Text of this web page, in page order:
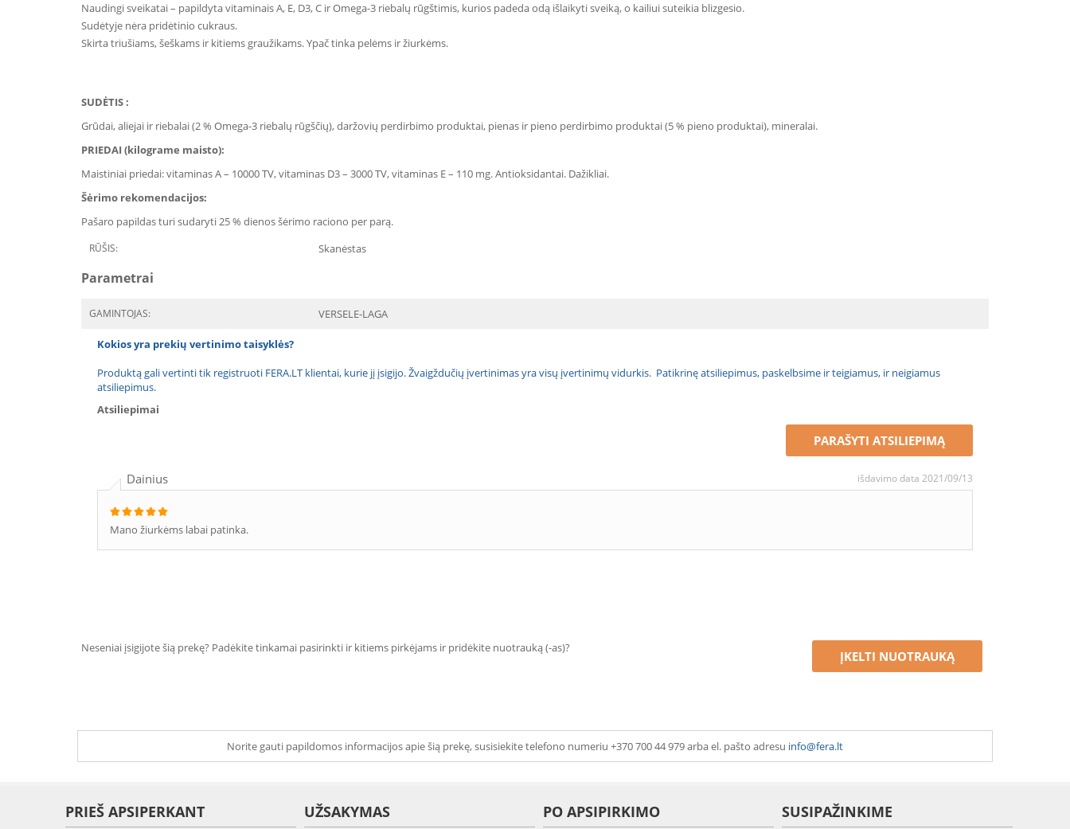
Naudingi sveikatai – papildyta vitaminais A, E, D3, C ir Omega-3 riebalų rūgštimis, kurios padeda odą išlaikyti sveiką, o kailiui suteikia blizgesio.
Sudėtyje nėra pridėtinio cukraus.
Skirta triušiams, šeškams ir kitiems graužikams. Ypač tinka pelėms ir žiurkėms.
SUDĖTIS :
Grūdai, aliejai ir riebalai (2 % Omega-3 riebalų rūgščių), daržovių perdirbimo produktai, pienas ir pieno perdirbimo produktai (5 % pieno produktai), mineralai.
PRIEDAI (kilograme maisto):
Maistiniai priedai: vitaminas A – 10000 TV, vitaminas D3 – 3000 TV, vitaminas E – 110 mg. Antioksidantai. Dažikliai.
Šėrimo rekomendacijos:
Pašaro papildas turi sudaryti 25 % dienos šėrimo raciono per parą.
RŪŠIS: Skanėstas
Parametrai
GAMINTOJAS: VERSELE-LAGA
Kokios yra prekių vertinimo taisyklės?
Produktą gali vertinti tik registruoti FERA.LT klientai, kurie jį įsigijo. Žvaigždučių įvertinimas yra visų įvertinimų vidurkis. Patikrinę atsiliepimus, paskelbsime ir teigiamus, ir neigiamus
atsiliepimus.
Atsiliepimai
PARAŠYTI ATSILIEPIMĄ
Dainius išdavimo data 2021/09/13
Mano žiurkėms labai patinka.
Neseniai įsigijote šią prekę? Padėkite tinkamai pasirinkti ir kitiems pirkėjams ir pridėkite nuotrauką (-as)?
ĮKELTI NUOTRAUKĄ
Norite gauti papildomos informacijos apie šią prekę, susisiekite telefono numeriu +370 700 44 979 arba el. pašto adresu info@fera.lt
PRIEŠ APSIPERKANT UŽSAKYMAS PO APSIPIRKIMO SUSIPAŽINKIME